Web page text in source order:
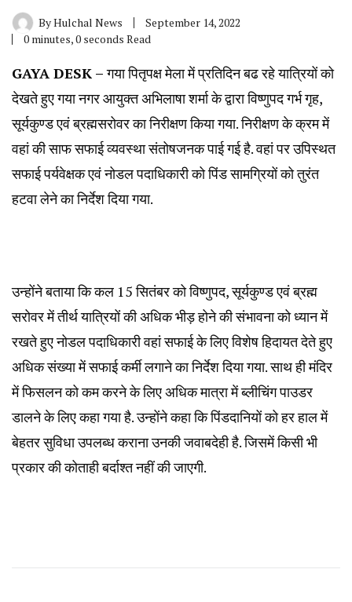
ByHulchal News
September 14, 2022
0 minutes, 0 seconds Read
GAYA DESK –गया पितृपक्ष मेला में प्रतिदिन बढ रहे यात्रियों को
देखते हुए गया नगर आयुक्त अभिलाषा शर्मा के द्वारा विष्णुपद गर्भ गृह,
सूर्यकुण्ड एवं ब्रह्मसरोवर का निरीक्षण किया गया. निरीक्षण के क्रम में
वहां की साफ सफाई व्यवस्था संतोषजनक पाई गई है. वहां पर उपिस्थत
सफाई पर्यवेक्षक एवं नोडल पदाधिकारी को पिंड सामग्रियों को तुरंत
हटवा लेने का निर्देश दिया गया.
उन्होंने बताया कि कल 15 सितंबर को विष्णुपद, सूर्यकुण्ड एवं ब्रह्म
सरोवर में तीर्थ यात्रियों की अधिक भीड़ होने की संभावना को ध्यान में
रखते हुए नोडल पदाधिकारी वहां सफाई के लिए विशेष हिदायत देते हुए
अधिक संख्या में सफाई कर्मी लगाने का निर्देश दिया गया. साथ ही मंदिर
में फिसलन को कम करने के लिए अधिक मात्रा में ब्लीचिंग पाउडर
डालने के लिए कहा गया है. उन्होंने कहा कि पिंडदानियों को हर हाल में
बेहतर सुविधा उपलब्ध कराना उनकी जवाबदेही है. जिसमें किसी भी
प्रकार की कोताही बर्दाश्त नहीं की जाएगी.